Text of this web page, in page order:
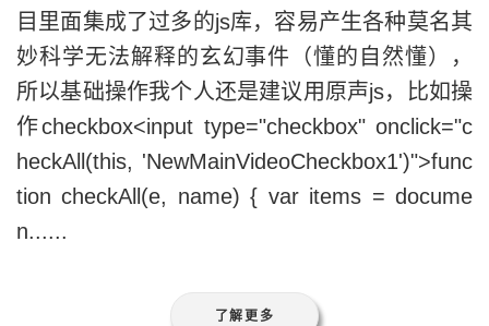
目里面集成了过多的js库，容易产生各种莫名其
妙科学无法解释的玄幻事件（懂的自然懂），
所以基础操作我个人还是建议用原声js，比如操
作checkbox<input type="checkbox" onclick="c
heckAll(this, 'NewMainVideoCheckbox1')">func
tion checkAll(e, name) { var items = docume
n......
了解更多